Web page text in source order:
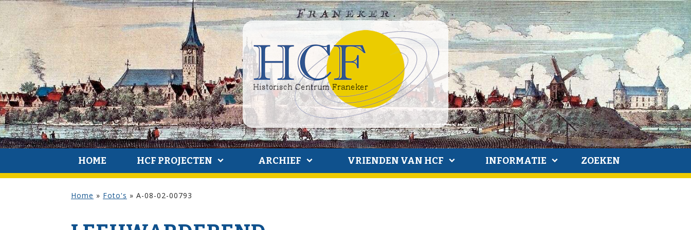
HOME HCF PROJECTEN ARCHIEF VRIENDEN VAN HCF INFORMATIE ZOEKEN
Home » Foto's » A-08-02-00793